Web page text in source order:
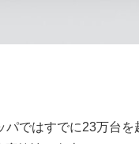
ではすでに23万台